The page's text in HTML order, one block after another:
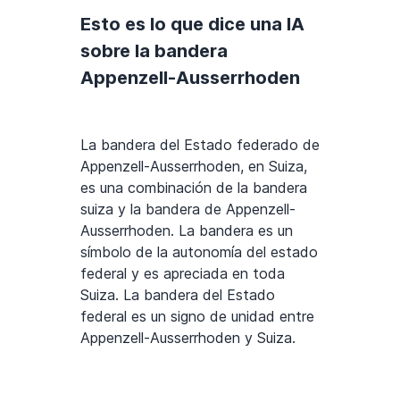
Esto es lo que dice una IA
sobre la bandera
Appenzell-Ausserrhoden
La bandera del Estado federado de
Appenzell-Ausserrhoden, en Suiza,
es una combinación de la bandera
suiza y la bandera de Appenzell-
Ausserrhoden. La bandera es un
símbolo de la autonomía del estado
federal y es apreciada en toda
Suiza. La bandera del Estado
federal es un signo de unidad entre
Appenzell-Ausserrhoden y Suiza.